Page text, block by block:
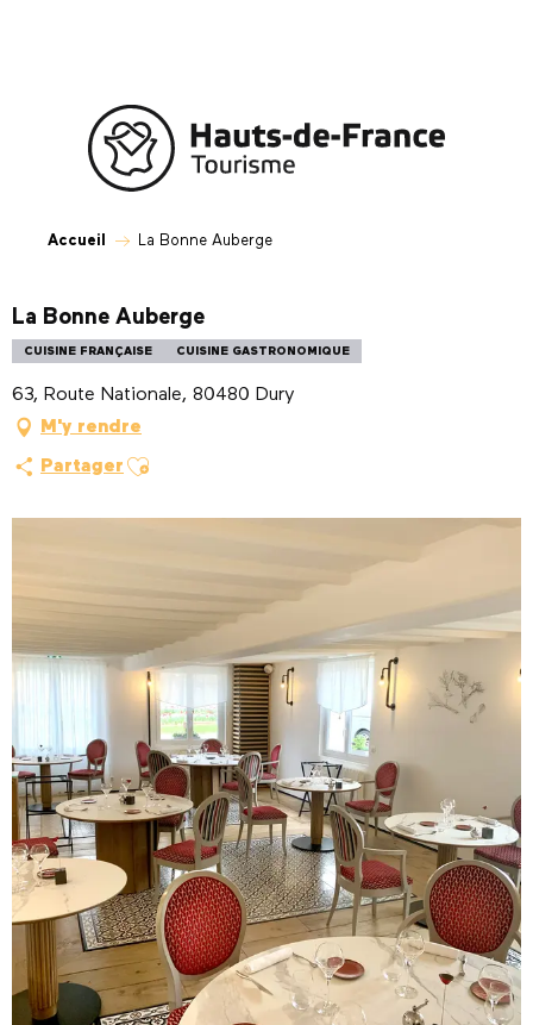
Accueil La Bonne Auberge
La Bonne Auberge
CUISINE FRANÇAISE CUISINE GASTRONOMIQUE
63, Route Nationale, 80480 Dury
M'y rendre
Partager Ajouter aux favoris